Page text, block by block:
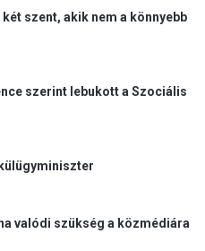
két szent, akik nem a könnyebb
szerint lebukott a Szociális
valódi szükség a közmédiára